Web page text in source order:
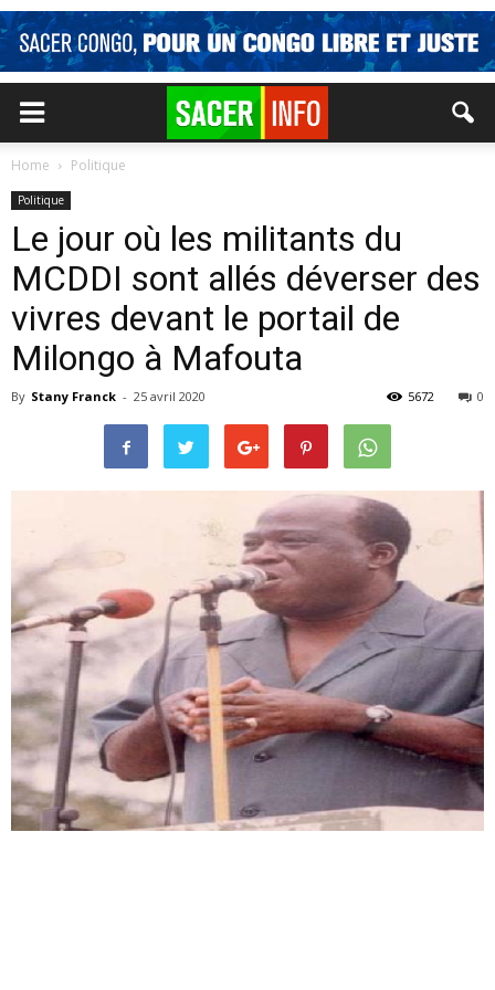
Home Politique
Politique
Le jour où les militants du
MCDDI sont allés déverser des
vivres devant le portail de
Milongo à Mafouta
By Stany Franck - 25 avril 2020 0
5672